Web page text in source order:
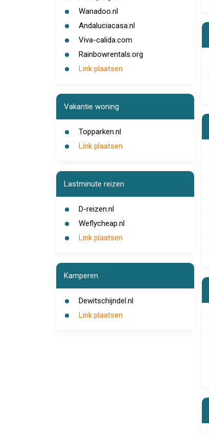
Wanadoo.nl
Andaluciacasa.nl
Viva-calida.com
Rainbowrentals.org
Link plaatsen
Vakantie woning
Topparken.nl
Link plaatsen
Lastminute reizen
D-reizen.nl
Weflycheap.nl
Link plaatsen
Kamperen
Dewitschijndel.nl
Link plaatsen